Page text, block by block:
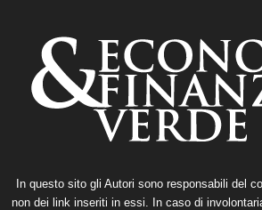
In questo sito gli Autori sono responsabili del
non dei link inseriti in essi. In caso di